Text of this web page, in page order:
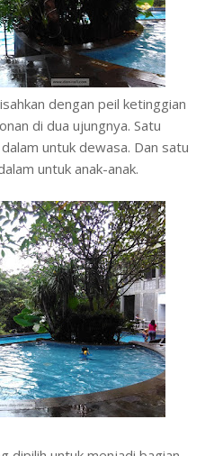
dengan peil ketinggian
di dua ujungnya. Satu
untuk dewasa. Dan satu
untuk anak-anak.